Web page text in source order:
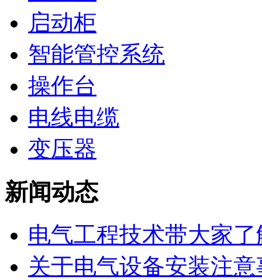
启动柜
智能管控系统
操作台
电线电缆
变压器
新闻动态
电气工程技术带大家了
关于电气设备安装注